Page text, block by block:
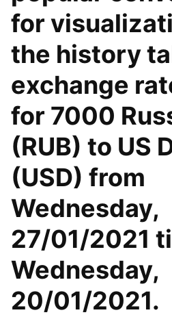
for
the history
exchange
for 7000
(RUB) to US
(USD) from
Wednesday,
27/01/2021
Wednesday,
20/01/2021.